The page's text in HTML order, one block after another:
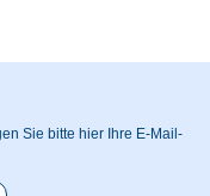
Sie bitte hier Ihre E-Mail-